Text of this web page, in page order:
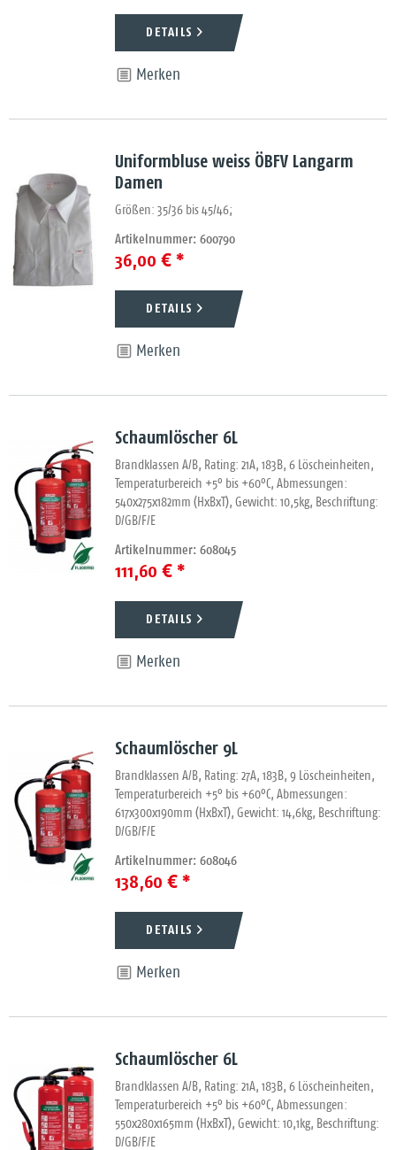
DETAILS
Merken
Uniformbluse weiss ÖBFV Langarm
Damen
Größen: 35/36 bis 45/46;
Artikelnummer: 600790
36,00 € *
DETAILS
Merken
Schaumlöscher 6L
Brandklassen A/B, Rating: 21A, 183B, 6 Löscheinheiten,
Temperaturbereich +5° bis +60°C, Abmessungen:
540x275x182mm (HxBxT), Gewicht: 10,5kg, Beschriftung:
D/GB/F/E
Artikelnummer: 608045
111,60 € *
DETAILS
Merken
Schaumlöscher 9L
Brandklassen A/B, Rating: 27A, 183B, 9 Löscheinheiten,
Temperaturbereich +5° bis +60°C, Abmessungen:
617x300x190mm (HxBxT), Gewicht: 14,6kg, Beschriftung:
D/GB/F/E
Artikelnummer: 608046
138,60 € *
DETAILS
Merken
Schaumlöscher 6L
Brandklassen A/B, Rating: 21A, 183B, 6 Löscheinheiten,
Temperaturbereich +5° bis +60°C, Abmessungen:
550x280x165mm (HxBxT), Gewicht: 10,1kg, Beschriftung:
D/GB/F/E